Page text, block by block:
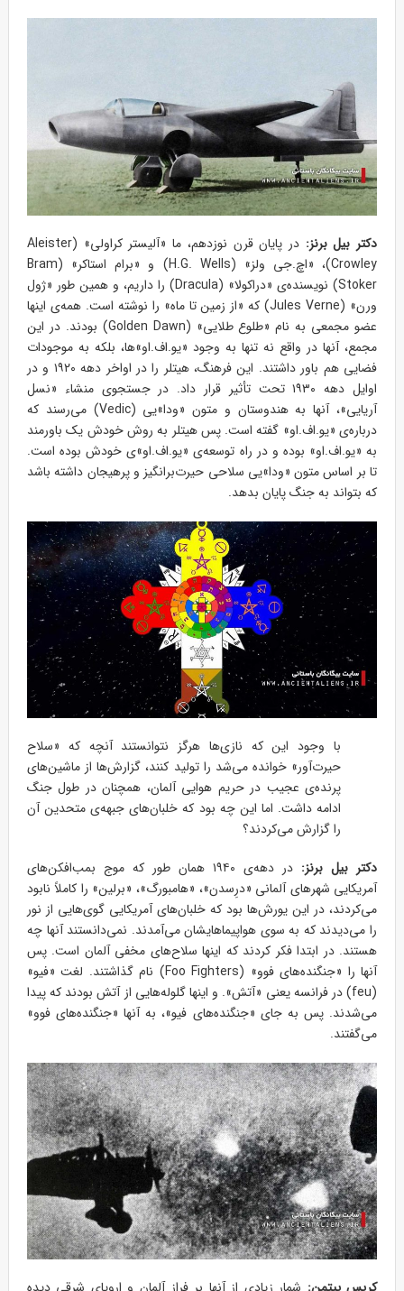
دکتر بیل برنز:
در پایان قرن نوزدهم، ما «آلیستر کراولی» (Aleister
Crowley)، «اچ.جی ولز» (H.G. Wells) و «برام استاکر» (Bram
Stoker) نویسنده‌ی «دراکولا» (Dracula) را داریم، و همین طور «ژول
ورن» (Jules Verne) که «از زمین تا ماه» را نوشته است. همه‌ی اینها
عضو مجمعی به نام «طلوع طلایی» (Golden Dawn) بودند. در این
مجمع، آنها در واقع نه تنها به وجود «یو.اف.او»ها، بلکه به موجودات
فضایی هم باور داشتند. این فرهنگ، هیتلر را در اواخر دهه ۱۹۲۰ و در
اوایل دهه ۱۹۳۰ تحت تأثیر قرار داد. در جستجوی منشاء «نسل
آریایی»، آنها به هندوستان و متون «ودا»یی (Vedic) می‌رسند که
درباره‌ی «یو.اف.او» گفته است. پس هیتلر به روش خودش یک باورمند
به «یو.اف.او» بوده و در راه توسعه‌ی «یو.اف.او»ی خودش بوده است.
تا بر اساس متون «ودا»یی سلاحی حیرت‌برانگیز و پرهیجان داشته باشد
که بتواند به جنگ پایان بدهد.
با وجود این که نازی‌ها هرگز نتوانستند آنچه که «سلاح
حیرت‌آور» خوانده می‌شد را تولید کنند، گزارش‌ها از ماشین‌های
پرنده‌ی عجیب در حریم هوایی آلمان، همچنان در طول جنگ
ادامه داشت. اما این چه بود که خلبان‌های جبهه‌ی متحدین آن
را گزارش می‌کردند؟
دکتر بیل برنز:
در دهه‌ی ۱۹۴۰ همان طور که موج بمب‌افکن‌های
آمریکایی شهرهای آلمانی «درِسدن»، «هامبورگ»، «برلین» را کاملاً نابود
می‌کردند، در این یورش‌ها بود که خلبان‌های آمریکایی گوی‌هایی از نور
را می‌دیدند که به سوی هواپیماهایشان می‌آمدند. نمی‌دانستند آنها چه
هستند. در ابتدا فکر کردند که اینها سلاح‌های مخفی آلمان است. پس
آنها را «جنگنده‌های فوو» (Foo Fighters) نام گذاشتند. لغت «فیو»
(feu) در فرانسه یعنی «آتش». و اینها گلوله‌هایی از آتش بودند که پیدا
می‌شدند. پس به جای «جنگنده‌های فیو»، به آنها «جنگنده‌های فوو»
می‌گفتند.